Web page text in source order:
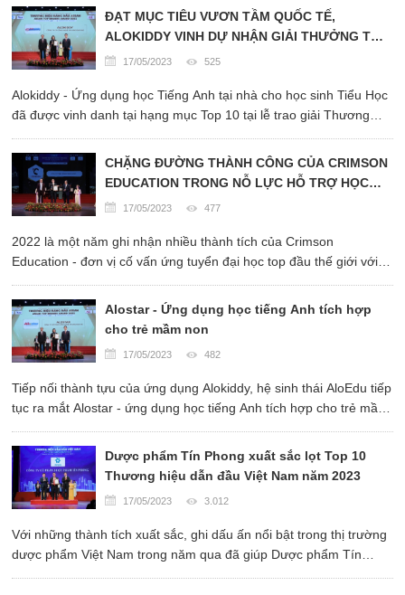
10 Thương hiệu Xuất Sắc Châu Á – Asia Excellent Brand 2022”.
ĐẠT MỤC TIÊU VƯƠN TẦM QUỐC TẾ,
ALOKIDDY VINH DỰ NHẬN GIẢI THƯỞNG TOP
10 THƯƠNG HIỆU HÀNG ĐẦU ASEAN 2022
17/05/2023 525
Alokiddy - Ứng dụng học Tiếng Anh tại nhà cho học sinh Tiểu Học
đã được vinh danh tại hạng mục Top 10 tại lễ trao giải Thương
CHẶNG ĐƯỜNG THÀNH CÔNG CỦA CRIMSON
EDUCATION TRONG NỖ LỰC HỖ TRỢ HỌC
SINH VIỆT NAM VÀO CÁC ĐẠI HỌC HÀNG ĐẦU
17/05/2023 477
2022 là một năm ghi nhận nhiều thành tích của Crimson
Education - đơn vị cố vấn ứng tuyển đại học top đầu thế giới với
tại Anh và Top 50 tại Mỹ.
Alostar - Ứng dụng học tiếng Anh tích hợp
cho trẻ mầm non
17/05/2023 482
Tiếp nối thành tựu của ứng dụng Alokiddy, hệ sinh thái AloEdu tiếp
tục ra mắt Alostar - ứng dụng học tiếng Anh tích hợp cho trẻ mầm
Dược phẩm Tín Phong xuất sắc lọt Top 10
Thương hiệu dẫn đầu Việt Nam năm 2023
17/05/2023 3.012
Với những thành tích xuất sắc, ghi dấu ấn nổi bật trong thị trường
dược phẩm Việt Nam trong năm qua đã giúp Dược phẩm Tín